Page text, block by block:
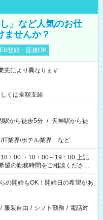
」など人気のお仕
ませんか？
登録・面接OK
により異なります
くは全額支給
駅から徒歩5分 / 天神駅から徒
/IT業界/ホテル業界 など
00 ・10：00～19：00 上記
望の勤務時間をご相談ください
～ 翌9：00 etc ※夜間帯
（22：00～翌5：00は時給
の開始もOK！開始日の希望があ
/ 服装自由 / シフト勤務 / 電話対